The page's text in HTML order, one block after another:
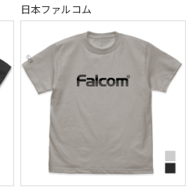
日本ファルコム